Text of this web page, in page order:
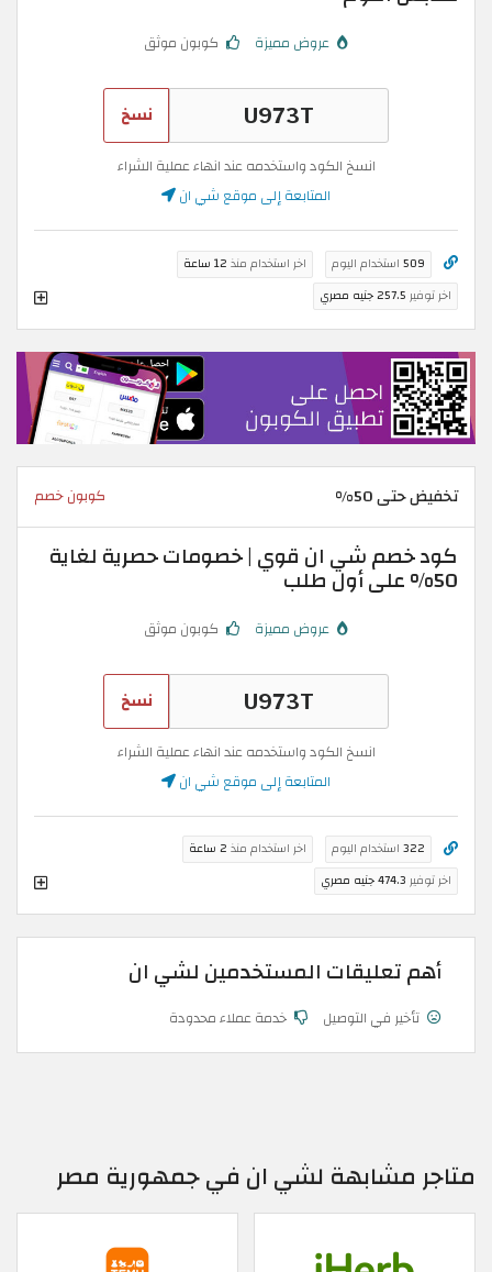
عروض مميزة كوبون موثق
نسخ
انسخ الكود واستخدمه عند انهاء عملية الشراء
المتابعة إلى موقع شي ان
509 استخدام اليوم اخر استخدام منذ 12 ساعة
اخر توفير 257.5 جنيه مصري
تخفيض حتى 50% كوبون خصم
كود خصم شي ان قوي | خصومات حصرية لغاية
50% على أول طلب
عروض مميزة كوبون موثق
نسخ
انسخ الكود واستخدمه عند انهاء عملية الشراء
المتابعة إلى موقع شي ان
322 استخدام اليوم اخر استخدام منذ 2 ساعة
اخر توفير 474.3 جنيه مصري
أهم تعليقات المستخدمين لشي ان
تأخير في التوصيل خدمة عملاء محدودة
متاجر مشابهة لشي ان في جمهورية مصر